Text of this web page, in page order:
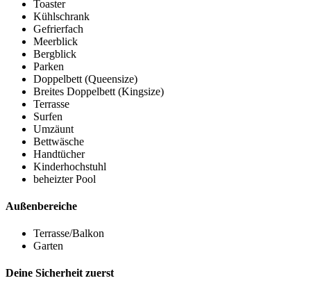
Toaster
Kühlschrank
Gefrierfach
Meerblick
Bergblick
Parken
Doppelbett (Queensize)
Breites Doppelbett (Kingsize)
Terrasse
Surfen
Umzäunt
Bettwäsche
Handtücher
Kinderhochstuhl
beheizter Pool
Außenbereiche
Terrasse/Balkon
Garten
Deine Sicherheit zuerst